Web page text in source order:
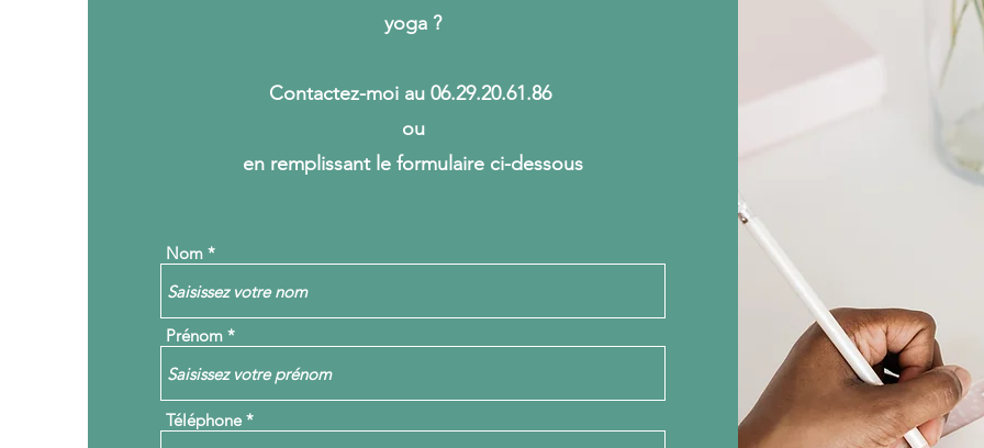
yoga ?
Contactez-moi au 06.29.20.61.86
ou
en remplissant le formulaire ci-dessous
Nom
Prénom
Téléphone